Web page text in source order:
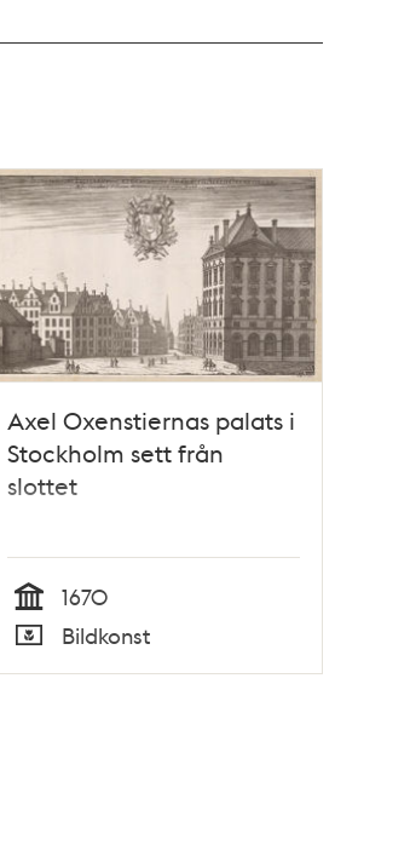
Axel Oxenstiernas palats i
Stockholm sett från
slottet
Tid
1670
Typ
Bildkonst